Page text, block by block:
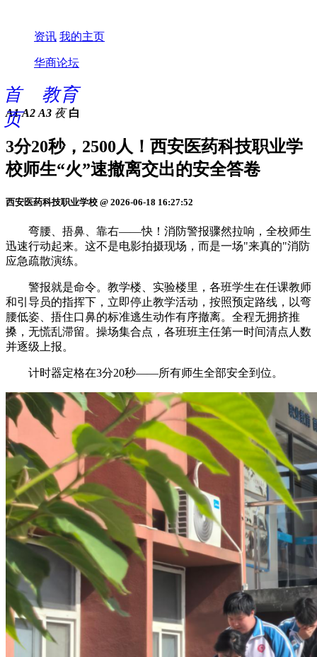
资讯 我的主页
华商论坛
首
页
教育
A1 A2 A3 夜 白
3分20秒，2500人！西安医药科技职业学
校师生“火”速撤离交出的安全答卷
西安医药科技职业学校 @ 2026-06-18 16:27:52
弯腰、捂鼻、靠右——快！消防警报骤然拉响，全校师生
迅速行动起来。这不是电影拍摄现场，而是一场"来真的"消防
应急疏散演练。
警报就是命令。教学楼、实验楼里，各班学生在任课教师
和引导员的指挥下，立即停止教学活动，按照预定路线，以弯
腰低姿、捂住口鼻的标准逃生动作有序撤离。全程无拥挤推
搡，无慌乱滞留。操场集合点，各班班主任第一时间清点人数
并逐级上报。
计时器定格在3分20秒——所有师生全部安全到位。